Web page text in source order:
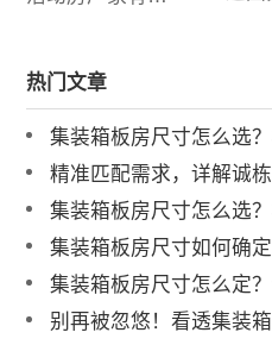
热门文章
集装箱板房尺寸怎么选
别再被忽悠！看透集装